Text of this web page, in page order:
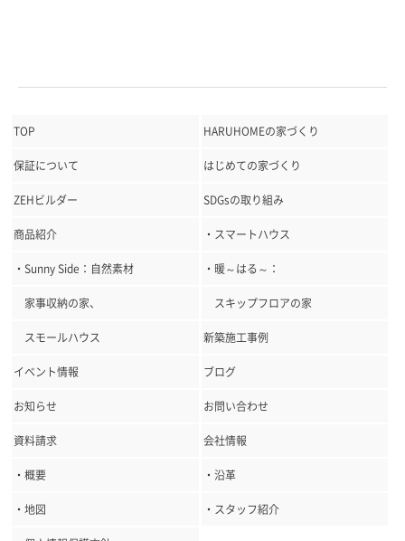
TOP HARUHOMEの家づくり
保証について はじめての家づくり
ZEHビルダー SDGsの取り組み
商品紹介 ・スマートハウス
・Sunny Side：自然素材 ・暖～はる～：
家事収納の家、 スキップフロアの家
スモールハウス 新築施工事例
イベント情報 ブログ
お知らせ お問い合わせ
資料請求 会社情報
・概要 ・沿革
・地図 ・スタッフ紹介